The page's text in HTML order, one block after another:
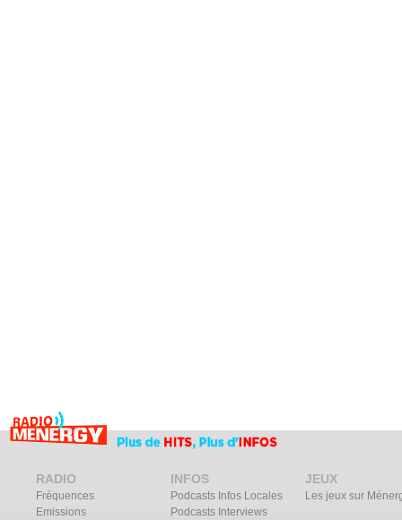
RADIO
Fréquences
Emissions
INFOS
Podcasts Infos Locales
Podcasts Interviews
JEUX
Les jeux sur